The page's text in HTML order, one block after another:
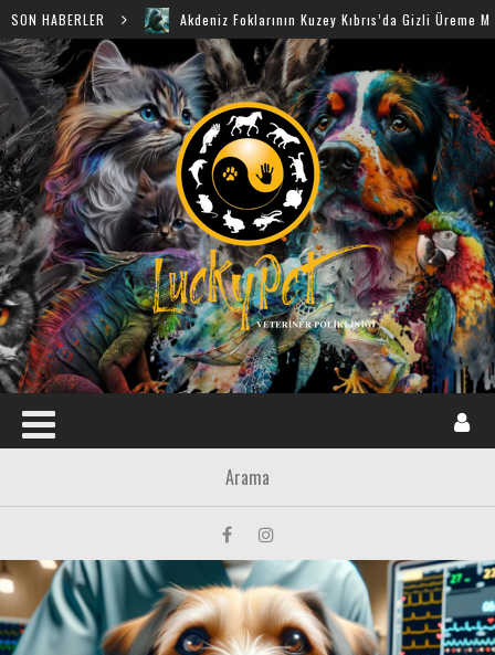
SON HABERLER Akdeniz Foklarının Kuzey Kıbrıs’da Gizli Üreme Mağaraları